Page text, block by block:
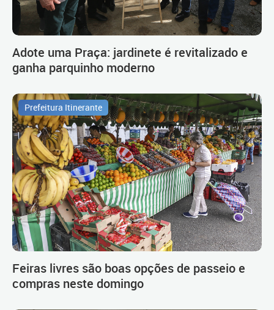
Adote uma Praça: jardinete é revitalizado e
ganha parquinho moderno
Prefeitura Itinerante
Feiras livres são boas opções de passeio e
compras neste domingo